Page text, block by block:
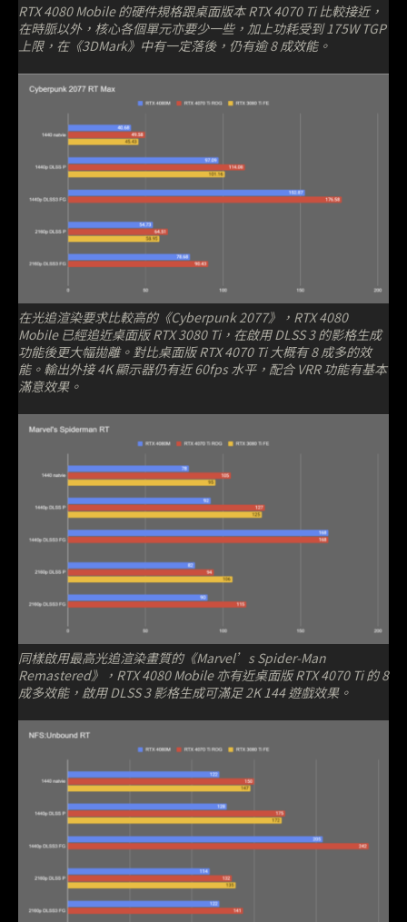
RTX 4080 Mobile 的硬件規格跟桌面版本 RTX 4070 Ti 比較接近，
在時脈以外，核心各個單元亦要少一些，加上功耗受到 175W TGP
上限，在《3DMark》中有一定落後，仍有逾 8 成效能。
在光追渲染要求比較高的《Cyberpunk 2077》，RTX 4080
Mobile 已經追近桌面版 RTX 3080 Ti，在啟用 DLSS 3 的影格生成
功能後更大幅拋離。對比桌面版 RTX 4070 Ti 大概有 8 成多的效
能。輸出外接 4K 顯示器仍有近 60fps 水平，配合 VRR 功能有基本
滿意效果。
同樣啟用最高光追渲染畫質的《Marvel’s Spider-Man
Remastered》，RTX 4080 Mobile 亦有近桌面版 RTX 4070 Ti 的 8
成多效能，啟用 DLSS 3 影格生成可滿足 2K 144 遊戲效果。